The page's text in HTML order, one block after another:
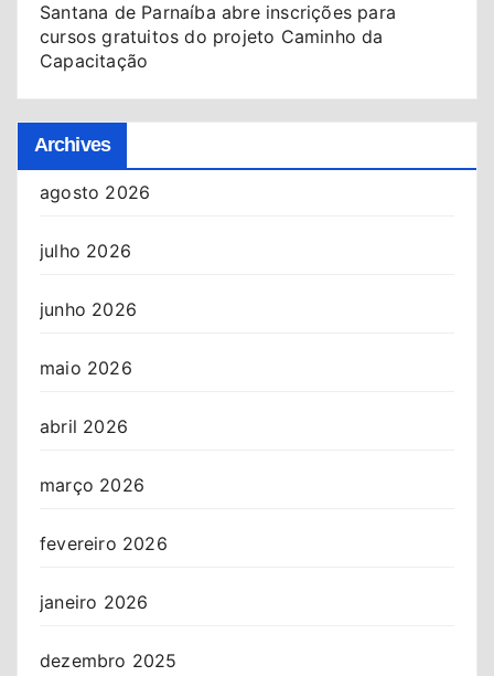
Santana de Parnaíba abre inscrições para
cursos gratuitos do projeto Caminho da
Capacitação
Archives
agosto 2026
julho 2026
junho 2026
maio 2026
abril 2026
março 2026
fevereiro 2026
janeiro 2026
dezembro 2025